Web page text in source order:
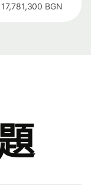
17,781,300 BGN